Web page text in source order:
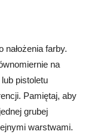
farby.
na
pistoletu
Pamiętaj, aby
grubej
warstwami.